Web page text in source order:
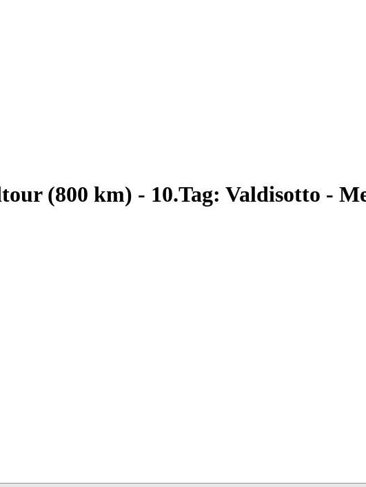
(800 km) - 10.Tag: Valdisotto -